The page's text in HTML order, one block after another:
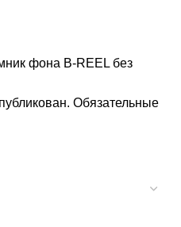
фона B-REEL без
Обязательные